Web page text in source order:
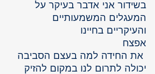
בשידור אני אדבר בעיקר על
המעגלים המשמעותיים
והעיקריים בחיינו
אפצח
את החידה למה בעצם הסביבה
יכולה לתרום לנו במקום להזיק